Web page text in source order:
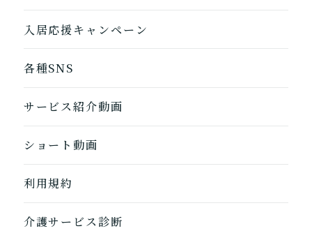
入居応援キャンペーン
各種SNS
サービス紹介動画
ショート動画
利用規約
介護サービス診断